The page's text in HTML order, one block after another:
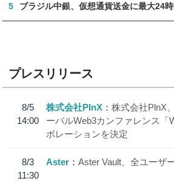
5 ブラジル中銀、仮想通貨送金に最大24
プレスリリース
8/5
14:00
株式会社PlnX
株式会社PlnX
ーバルWeb3カンファレンス「
ボレーションを決定
8/3
11:30
Aster Aster Vault、全ユーザ